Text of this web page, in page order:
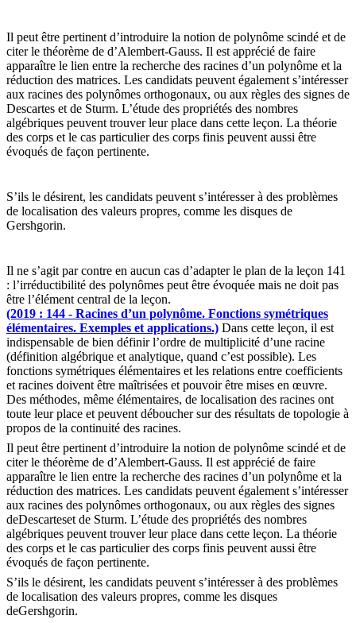
Il peut être pertinent d’introduire la notion de polynôme scindé et de
citer le théorème de d’Alembert-Gauss. Il est apprécié de faire
apparaître le lien entre la recherche des racines d’un polynôme et la
réduction des matrices. Les candidats peuvent également s’intéresser
aux racines des polynômes orthogonaux, ou aux règles des signes de
Descartes et de Sturm. L’étude des propriétés des nombres
algébriques peuvent trouver leur place dans cette leçon. La théorie
des corps et le cas particulier des corps finis peuvent aussi être
évoqués de façon pertinente.
S’ils le désirent, les candidats peuvent s’intéresser à des problèmes
de localisation des valeurs propres, comme les disques de
Gershgorin.
Il ne s’agit par contre en aucun cas d’adapter le plan de la leçon 141
: l’irréductibilité des polynômes peut être évoquée mais ne doit pas
être l’élément central de la leçon.
(2019 : 144 - Racines d’un polynôme. Fonctions symétriques
élémentaires. Exemples et applications.) Dans cette leçon, il est
indispensable de bien définir l’ordre de multiplicité d’une racine
(définition algébrique et analytique, quand c’est possible). Les
fonctions symétriques élémentaires et les relations entre coefficients
et racines doivent être maîtrisées et pouvoir être mises en œuvre.
Des méthodes, même élémentaires, de localisation des racines ont
toute leur place et peuvent déboucher sur des résultats de topologie à
propos de la continuité des racines.
Il peut être pertinent d’introduire la notion de polynôme scindé et de
citer le théorème de d’Alembert-Gauss. Il est apprécié de faire
apparaître le lien entre la recherche des racines d’un polynôme et la
réduction des matrices. Les candidats peuvent également s’intéresser
aux racines des polynômes orthogonaux, ou aux règles des signes
deDescarteset de Sturm. L’étude des propriétés des nombres
algébriques peuvent trouver leur place dans cette leçon. La théorie
des corps et le cas particulier des corps finis peuvent aussi être
évoqués de façon pertinente.
S’ils le désirent, les candidats peuvent s’intéresser à des problèmes
de localisation des valeurs propres, comme les disques
deGershgorin.